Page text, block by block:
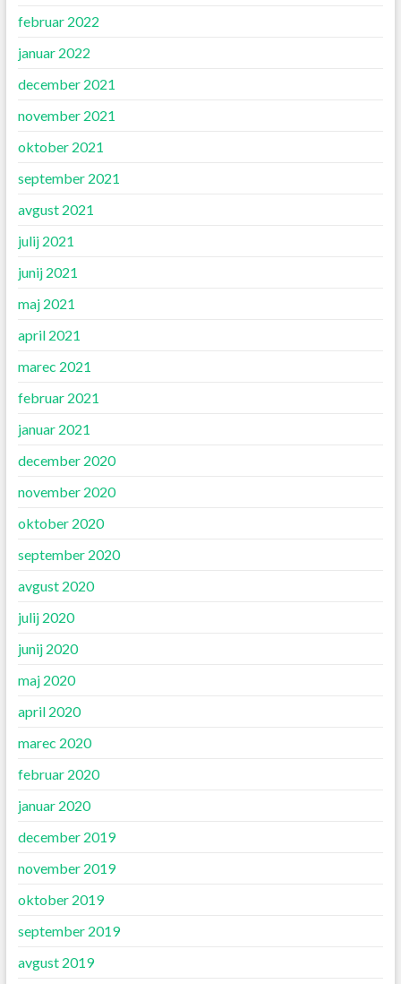
februar 2022
januar 2022
december 2021
november 2021
oktober 2021
september 2021
avgust 2021
julij 2021
junij 2021
maj 2021
april 2021
marec 2021
februar 2021
januar 2021
december 2020
november 2020
oktober 2020
september 2020
avgust 2020
julij 2020
junij 2020
maj 2020
april 2020
marec 2020
februar 2020
januar 2020
december 2019
november 2019
oktober 2019
september 2019
avgust 2019